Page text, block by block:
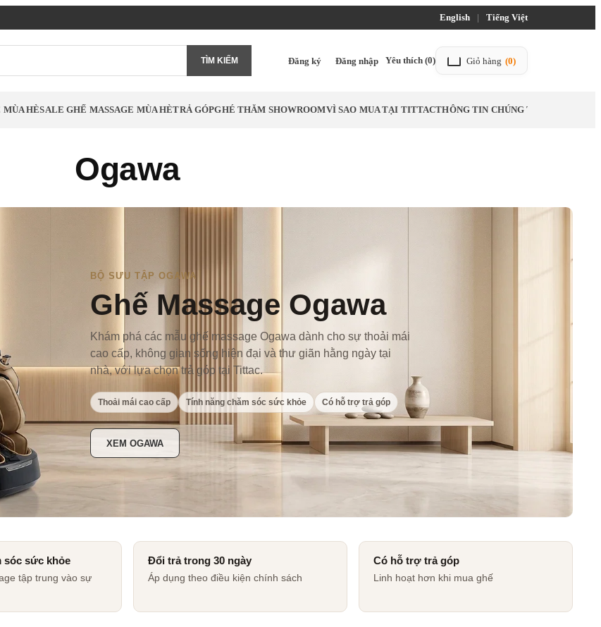
English | Tiếng Việt
TÌM KIẾM Đăng ký Đăng nhập Yêu thích (0) Giỏ hàng (0)
MÙA HÈSALE GHẾ MASSAGE MÙA HÈTRẢ GÓPGHÉ THĂM SHOWROOMVÌ SAO MUA TẠI TITTACTHÔNG TIN CHÚNG TÔI
Ogawa
BỘ SƯU TẬP OGAWA
Ghế Massage Ogawa
Khám phá các mẫu ghế massage Ogawa dành cho sự thoải mái
cao cấp, không gian sống hiện đại và thư giãn hằng ngày tại
nhà, với lựa chọn trả góp tại Tittac.
Thoải mái cao cấp Tính năng chăm sóc sức khỏe Có hỗ trợ trả góp
XEM OGAWA
sóc sức khỏe
tập trung vào sự
Đổi trả trong 30 ngày
Áp dụng theo điều kiện chính sách
Có hỗ trợ trả góp
Linh hoạt hơn khi mua ghế